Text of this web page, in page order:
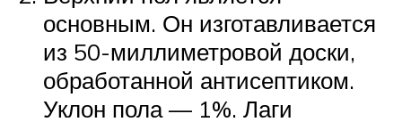
основным. Он изготавливается
из 50-миллиметровой доски,
обработанной антисептиком.
Уклон пола — 1%. Лаги